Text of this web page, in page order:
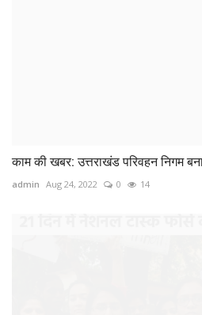
काम की खबर: उत्तराखंड परिवहन निगम
admin Aug 24, 2022 0 14